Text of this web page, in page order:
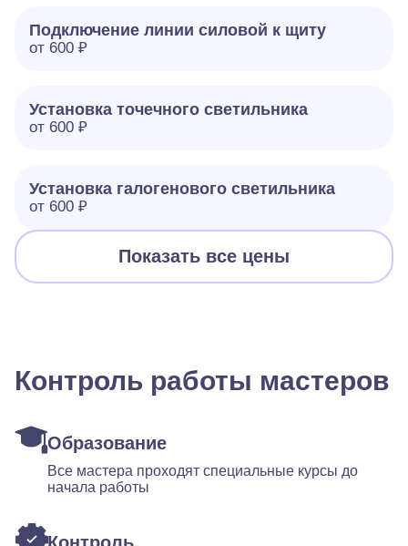
Подключение линии силовой к щиту
от 600 ₽
Установка точечного светильника
от 600 ₽
Установка галогенового светильника
от 600 ₽
Показать все цены
Контроль работы мастеров
Образование
Все мастера проходят специальные курсы до
начала работы